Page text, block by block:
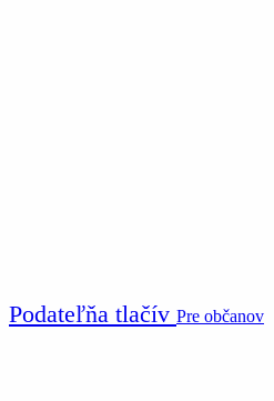
Podateľňa tlačív Pre občanov